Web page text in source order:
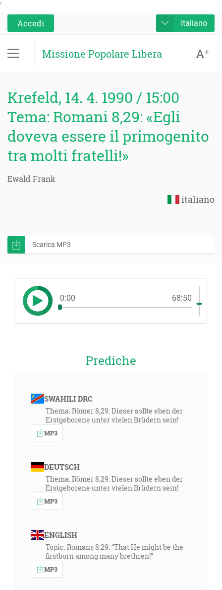
'
Accedi
Italiano
Missione Popolare Libera A+
Krefeld, 14. 4. 1990 / 15:00
Tema: Romani 8,29: «Egli
doveva essere il primogenito
tra molti fratelli!»
Ewald Frank
italiano
Scarica MP3
0:00 68:50
Prediche
SWAHILI DRC
Thema: Römer 8,29: Dieser sollte eben der
Erstgeborene unter vielen Brüdern sein!
MP3
DEUTSCH
Thema: Römer 8,29: Dieser sollte eben der
Erstgeborene unter vielen Brüdern sein!
MP3
ENGLISH
Topic: Romans 8:29: “That He might be the
firstborn among many brethren!”
MP3